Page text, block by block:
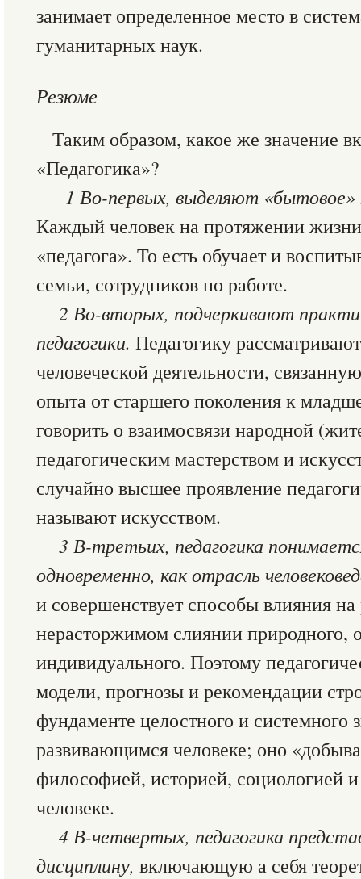
занимает определенное место в
гуманитарных наук.
Резюме
Таким образом, какое же значение
«Педагогика»?
1 Во-первых, выделяют «бытовое»
Каждый человек на протяжении
«педагога». То есть обучает и
семьи, сотрудников по работе.
2 Во-вторых, подчеркивают
педагогики. Педагогику
человеческой деятельности,
опыта от старшего поколения к
говорить о взаимосвязи народной
педагогическим мастерством и
случайно высшее проявление
называют искусством.
3 В-третьих, педагогика
одновременно, как отрасль
и совершенствует способы влияния на
нерасторжимом слиянии природного,
индивидуального. Поэтому
модели, прогнозы и рекомендации
фундаменте целостного и системного
развивающимся человеке; оно
философией, историей, социологией
человеке.
4 В-четвертых, педагогика
дисциплину, включающую а себя